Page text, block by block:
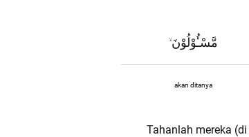
ۙمَّسْـُٔوْلُوْنَ
akan ditanya
Tahanlah mereka